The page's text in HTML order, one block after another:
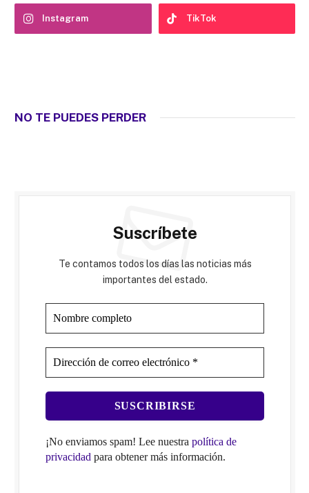
Instagram TikTok
NO TE PUEDES PERDER
Suscríbete
Te contamos todos los días las noticias más
importantes del estado.
¡No enviamos spam! Lee nuestra política de
privacidad para obtener más información.